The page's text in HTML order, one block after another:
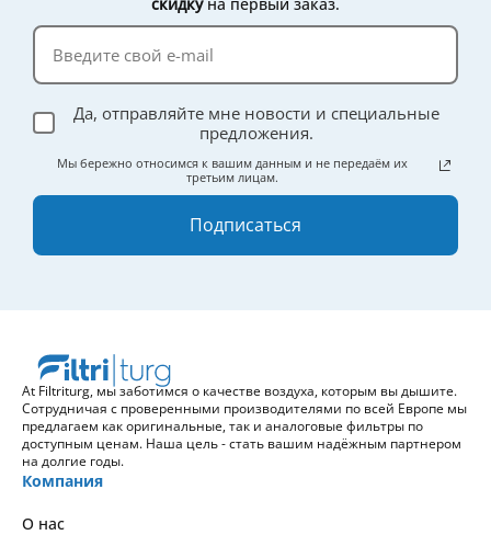
Да, отправляйте мне новости и специальные
предложения.
Мы бережно относимся к вашим данным и не передаём их
третьим лицам.
Подписаться
At Filtriturg, мы заботимся о качестве воздуха, которым вы дышите.
Сотрудничая с проверенными производителями по всей Европе мы
предлагаем как оригинальные, так и аналоговые фильтры по
доступным ценам. Наша цель - стать вашим надёжным партнером
на долгие годы.
Компания
О нас